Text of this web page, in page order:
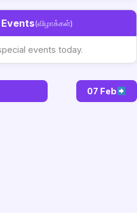
(விழாக்கள்)
events today.
07 Feb